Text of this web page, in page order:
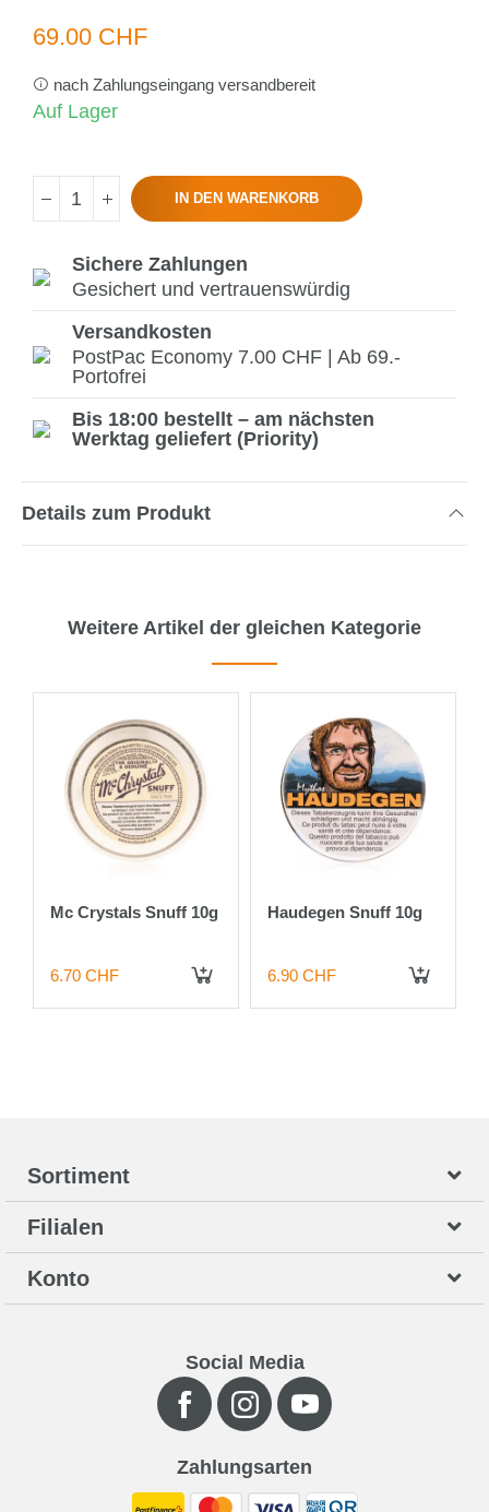
69.00 CHF
nach Zahlungseingang versandbereit
Auf Lager
IN DEN WARENKORB
Sichere Zahlungen
Gesichert und vertrauenswürdig
Versandkosten
PostPac Economy 7.00 CHF | Ab 69.-
Portofrei
Bis 18:00 bestellt – am nächsten
Werktag geliefert (Priority)
Details zum Produkt
Weitere Artikel der gleichen Kategorie
Mc Crystals Snuff 10g
6.70 CHF
Haudegen Snuff 10g
6.90 CHF
Sortiment
Filialen
Konto
Social Media
Zahlungsarten